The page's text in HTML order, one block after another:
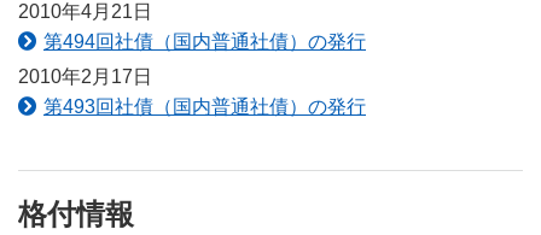
2010年4月21日
第494回社債（国内普通社債）の発行
2010年2月17日
第493回社債（国内普通社債）の発行
格付情報